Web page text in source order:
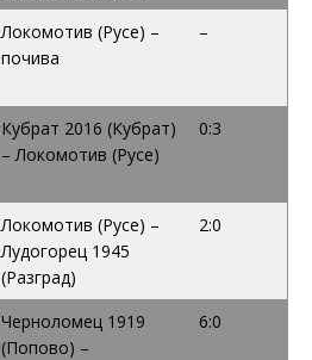
Локомотив (Русе) –
почива
–
Кубрат 2016 (Кубрат)
– Локомотив (Русе)
0:3
Локомотив (Русе) –
Лудогорец 1945
(Разград)
2:0
Черноломец 1919
(Попово) –
6:0